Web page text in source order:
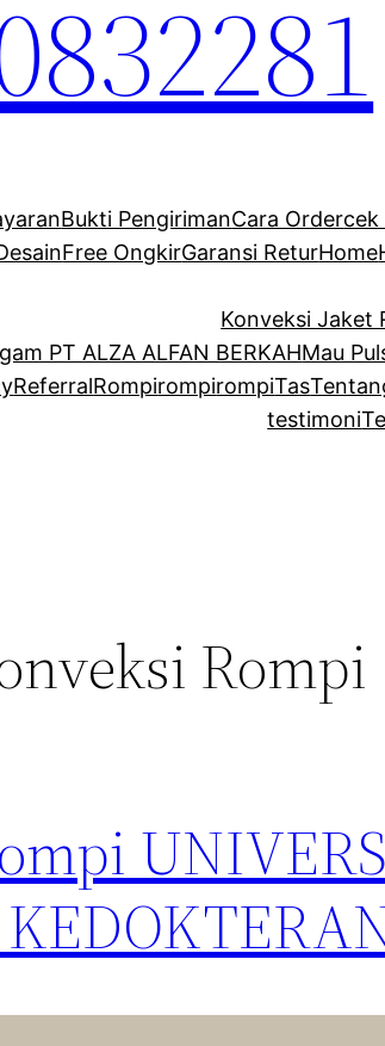
Bukti PengirimanCara Ordercek
Free OngkirGaransi ReturHome
Konveksi Jaket
PT ALZA ALFAN BERKAHMau
ReferralRompirompirompiTas
testimoni
Rompi